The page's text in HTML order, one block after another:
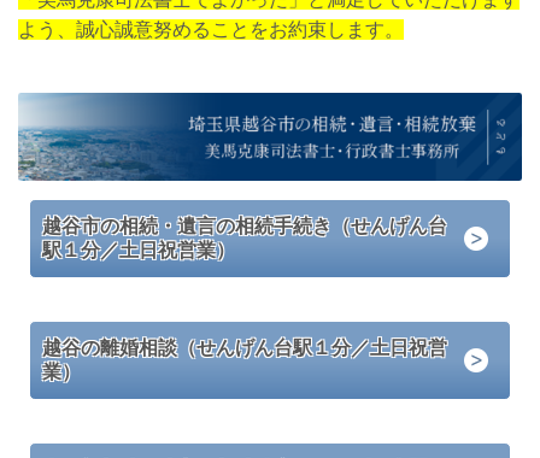
よう、誠心誠意努めることをお約束します。
越谷市の相続・遺言の相続手続き（せんげん台
駅１分／土日祝営業）
越谷の離婚相談（せんげん台駅１分／土日祝営
業）